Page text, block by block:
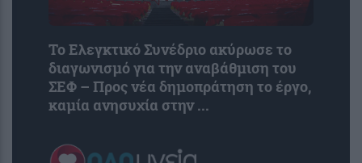
Το Ελεγκτικό Συνέδριο ακύρωσε το
διαγωνισμό για την αναβάθμιση του
ΣΕΦ – Προς νέα δημοπράτηση το έργο,
καμία ανησυχία στην ...